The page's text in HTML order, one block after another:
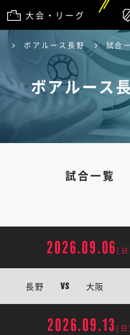
大会・リーグ
ボアルース長野 試合
ボアルース
試合一覧
2026.09.06 [
長野 VS 大阪
2026.09.13 [日]